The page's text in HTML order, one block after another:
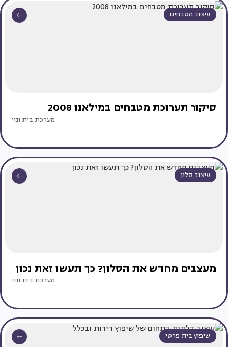
עיצוב מטבחים
סיקור תערוכת מטבחים במילאנו 2008
מערכת בית ונוי
עיצוב סלון
מעצבים מחדש את הסלון? כך תעשו זאת נכון
מערכת בית ונוי
שיפוץ בית פרטי